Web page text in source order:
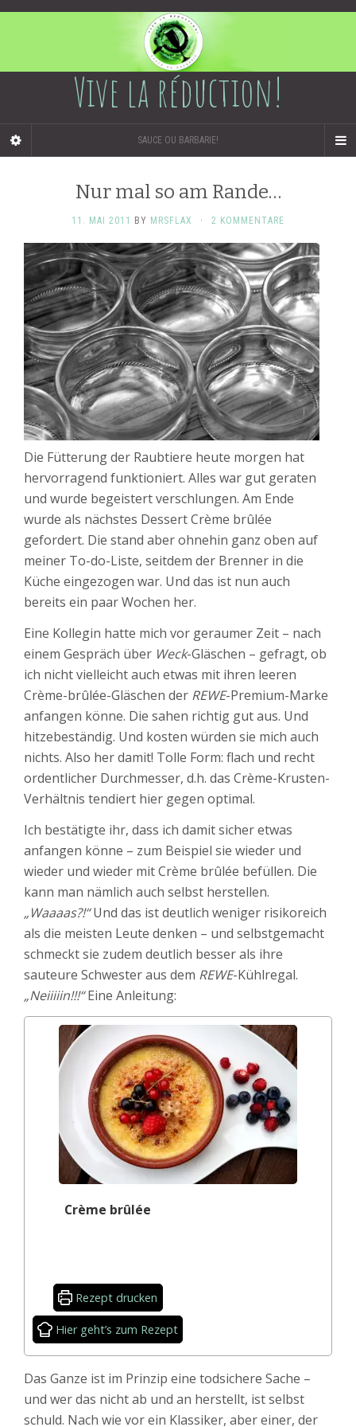
Vive la réduction!
SAUCE OU BARBARIE!
Nur mal so am Rande…
11. MAI 2011 BY MRSFLAX · 2 KOMMENTARE
Die Fütterung der Raubtiere heute morgen hat
hervorragend funktioniert. Alles war gut geraten
und wurde begeistert verschlungen. Am Ende
wurde als nächstes Dessert Crème brûlée
gefordert. Die stand aber ohnehin ganz oben auf
meiner To-do-Liste, seitdem der Brenner in die
Küche eingezogen war. Und das ist nun auch
bereits ein paar Wochen her.
Eine Kollegin hatte mich vor geraumer Zeit – nach
einem Gespräch über Weck-Gläschen – gefragt, ob
ich nicht vielleicht auch etwas mit ihren leeren
Crème-brûlée-Gläschen der REWE-Premium-Marke
anfangen könne. Die sahen richtig gut aus. Und
hitzebeständig. Und kosten würden sie mich auch
nichts. Also her damit! Tolle Form: flach und recht
ordentlicher Durchmesser, d.h. das Crème-Krusten-
Verhältnis tendiert hier gegen optimal.
Ich bestätigte ihr, dass ich damit sicher etwas
anfangen könne – zum Beispiel sie wieder und
wieder und wieder mit Crème brûlée befüllen. Die
kann man nämlich auch selbst herstellen.
„Waaaas?!“Und das ist deutlich weniger risikoreich
als die meisten Leute denken – und selbstgemacht
schmeckt sie zudem deutlich besser als ihre
sauteure Schwester aus dem REWE-Kühlregal.
„Neiiiiin!!!“Eine Anleitung:
Crème brûlée
Rezept drucken
Hier geht’s zum Rezept
Das Ganze ist im Prinzip eine todsichere Sache –
und wer das nicht ab und an herstellt, ist selbst
schuld. Nach wie vor ein Klassiker, aber einer, der